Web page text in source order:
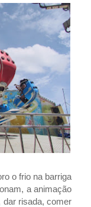
o frio na barriga
a animação
dar risada, comer